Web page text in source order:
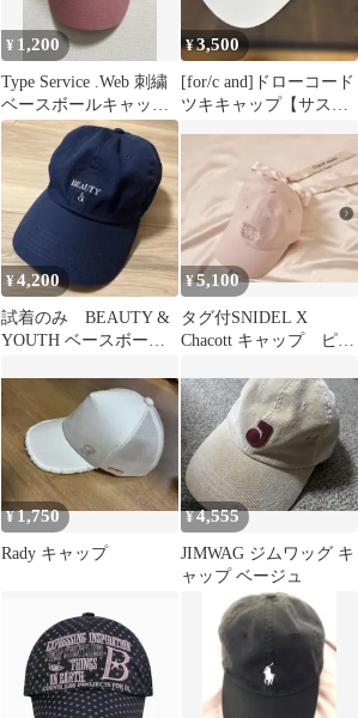
¥ 1,200
Type Service .Web 刺繍
ベースボールキャップ
ピンク
¥3,500
[for/c and]ドローコード
ツキキャップ【サステ
¥4,200
試着のみ BEAUTY &
YOUTH ベースボール
¥5,100
タグ付SNIDEL X
Chacott キャップ ピン
¥1,750
Rady キャップ
¥4,555
JIMWAG ジムワッグ キ
ャップ ベージュ